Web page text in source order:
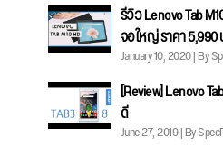
รีวิว Lenovo Tab
จอใหญ่ ราคา 5,990
January 10, 2020 | By
[Review] Lenovo
ดี
June 27, 2019 | By